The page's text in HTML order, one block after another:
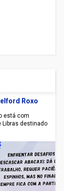
Roxo
está com
Libras destinado